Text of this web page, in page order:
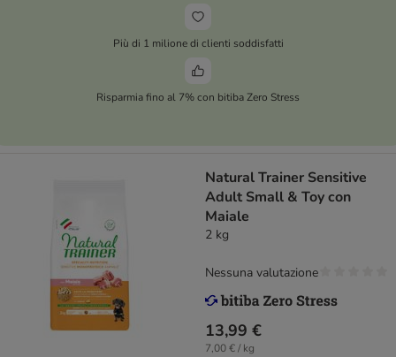
Più di 1 milione di clienti soddisfatti
Risparmia fino al 7% con bitiba Zero Stress
Natural Trainer Sensitive
Adult Small & Toy con
Maiale
2 kg
13,99 €
7,00 € / kg
Nessuna valutazione